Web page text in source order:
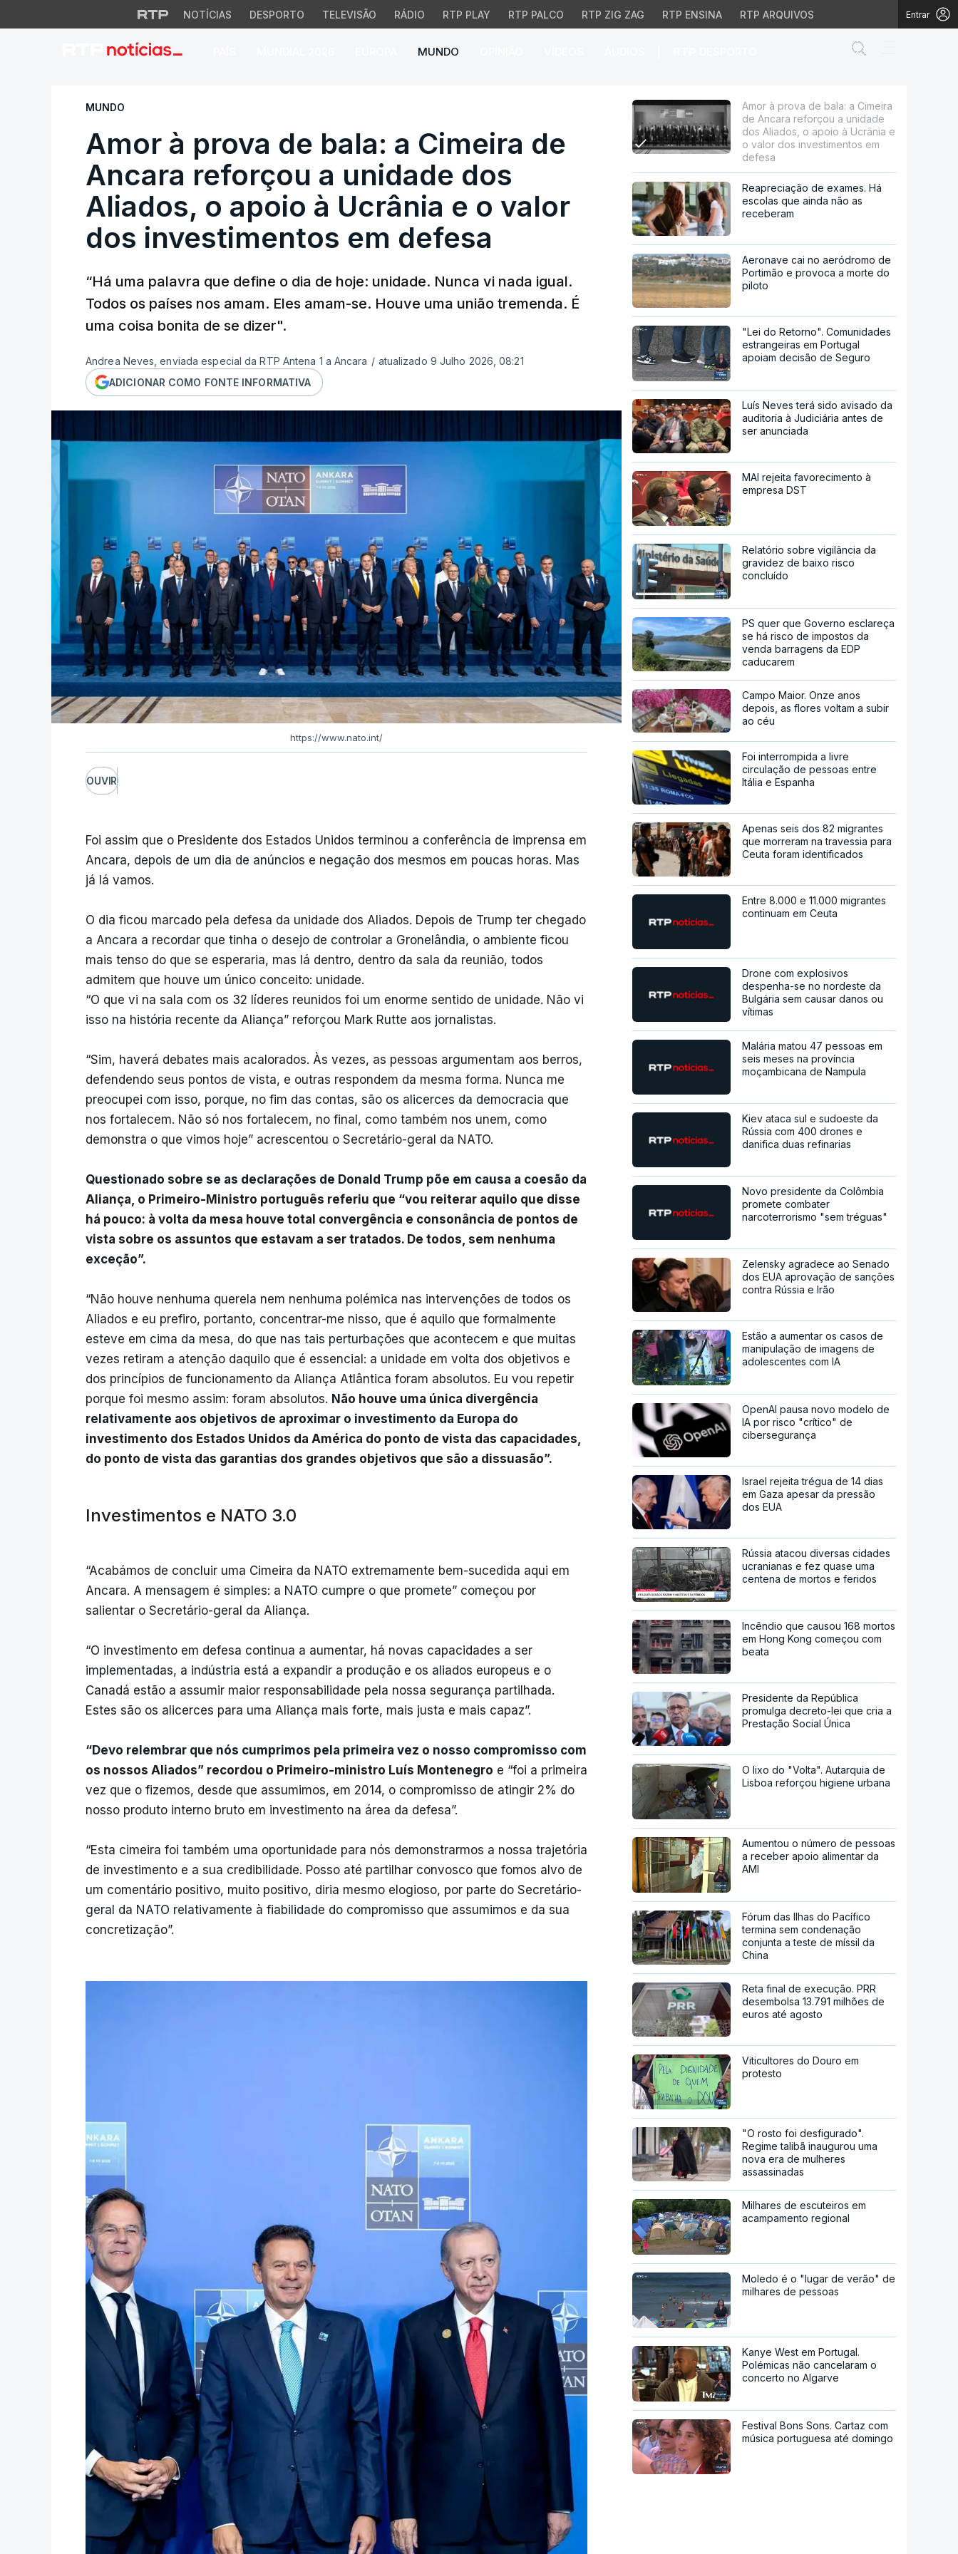
NOTÍCIAS DESPORTO TELEVISÃO RÁDIO RTP PLAY RTP PALCO RTP ZIG ZAG RTP ENSINA RTP ARQUIVOS Entrar
MUNDO
Amor à prova de bala: a Cimeira de Ancara reforçou a unidade
MUNDO
Amor à prova de bala: a Cimeira de
Ancara reforçou a unidade dos
Aliados, o apoio à Ucrânia e o valor
dos investimentos em defesa
“Há uma palavra que define o dia de hoje: unidade. Nunca vi nada igual.
Todos os países nos amam. Eles amam-se. Houve uma união tremenda. É
uma coisa bonita de se dizer".
Andrea Neves, enviada especial da RTP Antena 1 a Ancara / atualizado 9 Julho 2026, 08:21
ADICIONAR COMO FONTE INFORMATIVA
https://www.nato.int/
OUVIR
Foi assim que o Presidente dos Estados Unidos terminou a conferência de imprensa em
Ancara, depois de um dia de anúncios e negação dos mesmos em poucas horas. Mas
já lá vamos.
O dia ficou marcado pela defesa da unidade dos Aliados. Depois de Trump ter chegado
a Ancara a recordar que tinha o desejo de controlar a Gronelândia, o ambiente ficou
mais tenso do que se esperaria, mas lá dentro, dentro da sala da reunião, todos
admitem que houve um único conceito: unidade.
“O que vi na sala com os 32 líderes reunidos foi um enorme sentido de unidade. Não vi
isso na história recente da Aliança” reforçou Mark Rutte aos jornalistas.
“Sim, haverá debates mais acalorados. Às vezes, as pessoas argumentam aos berros,
defendendo seus pontos de vista, e outras respondem da mesma forma. Nunca me
preocupei com isso, porque, no fim das contas, são os alicerces da democracia que
nos fortalecem. Não só nos fortalecem, no final, como também nos unem, como
demonstra o que vimos hoje” acrescentou o Secretário-geral da NATO.
Questionado sobre se as declarações de Donald Trump põe em causa a coesão da
Aliança, o Primeiro-Ministro português referiu que “vou reiterar aquilo que disse
há pouco: à volta da mesa houve total convergência e consonância de pontos de
vista sobre os assuntos que estavam a ser tratados. De todos, sem nenhuma
exceção”.
“Não houve nenhuma querela nem nenhuma polémica nas intervenções de todos os
Aliados e eu prefiro, portanto, concentrar-me nisso, que é aquilo que formalmente
esteve em cima da mesa, do que nas tais perturbações que acontecem e que muitas
vezes retiram a atenção daquilo que é essencial: a unidade em volta dos objetivos e
dos princípios de funcionamento da Aliança Atlântica foram absolutos. Eu vou repetir
porque foi mesmo assim: foram absolutos. Não houve uma única divergência
relativamente aos objetivos de aproximar o investimento da Europa do
investimento dos Estados Unidos da América do ponto de vista das capacidades,
do ponto de vista das garantias dos grandes objetivos que são a dissuasão”.
Investimentos e NATO 3.0
“Acabámos de concluir uma Cimeira da NATO extremamente bem-sucedida aqui em
Ancara. A mensagem é simples: a NATO cumpre o que promete” começou por
salientar o Secretário-geral da Aliança.
“O investimento em defesa continua a aumentar, há novas capacidades a ser
implementadas, a indústria está a expandir a produção e os aliados europeus e o
Canadá estão a assumir maior responsabilidade pela nossa segurança partilhada.
Estes são os alicerces para uma Aliança mais forte, mais justa e mais capaz”.
“Devo relembrar que nós cumprimos pela primeira vez o nosso compromisso com
os nossos Aliados” recordou o Primeiro-ministro Luís Montenegro e “foi a primeira
vez que o fizemos, desde que assumimos, em 2014, o compromisso de atingir 2% do
nosso produto interno bruto em investimento na área da defesa”.
“Esta cimeira foi também uma oportunidade para nós demonstrarmos a nossa trajetória
de investimento e a sua credibilidade. Posso até partilhar convosco que fomos alvo de
um comentário positivo, muito positivo, diria mesmo elogioso, por parte do Secretário-
geral da NATO relativamente à fiabilidade do compromisso que assumimos e da sua
concretização”.
Amor à prova de bala: a Cimeira
de Ancara reforçou a unidade
dos Aliados, o apoio à Ucrânia e
o valor dos investimentos em
defesa
Reapreciação de exames. Há
escolas que ainda não as
receberam
Aeronave cai no aeródromo de
Portimão e provoca a morte do
piloto
"Lei do Retorno". Comunidades
estrangeiras em Portugal
apoiam decisão de Seguro
Luís Neves terá sido avisado da
auditoria à Judiciária antes de
ser anunciada
MAI rejeita favorecimento à
empresa DST
Relatório sobre vigilância da
gravidez de baixo risco
concluído
PS quer que Governo esclareça
se há risco de impostos da
venda barragens da EDP
caducarem
Campo Maior. Onze anos
depois, as flores voltam a subir
ao céu
Foi interrompida a livre
circulação de pessoas entre
Itália e Espanha
Apenas seis dos 82 migrantes
que morreram na travessia para
Ceuta foram identificados
Entre 8.000 e 11.000 migrantes
continuam em Ceuta
Drone com explosivos
despenha-se no nordeste da
Bulgária sem causar danos ou
vítimas
Malária matou 47 pessoas em
seis meses na província
moçambicana de Nampula
Kiev ataca sul e sudoeste da
Rússia com 400 drones e
danifica duas refinarias
Novo presidente da Colômbia
promete combater
narcoterrorismo "sem tréguas"
Zelensky agradece ao Senado
dos EUA aprovação de sanções
contra Rússia e Irão
Estão a aumentar os casos de
manipulação de imagens de
adolescentes com IA
OpenAI pausa novo modelo de
IA por risco "crítico" de
cibersegurança
Israel rejeita trégua de 14 dias
em Gaza apesar da pressão
dos EUA
Rússia atacou diversas cidades
ucranianas e fez quase uma
centena de mortos e feridos
Incêndio que causou 168 mortos
em Hong Kong começou com
beata
Presidente da República
promulga decreto-lei que cria a
Prestação Social Única
O lixo do "Volta". Autarquia de
Lisboa reforçou higiene urbana
Aumentou o número de pessoas
a receber apoio alimentar da
AMI
Fórum das Ilhas do Pacífico
termina sem condenação
conjunta a teste de míssil da
China
Reta final de execução. PRR
desembolsa 13.791 milhões de
euros até agosto
Viticultores do Douro em
protesto
"O rosto foi desfigurado".
Regime talibã inaugurou uma
nova era de mulheres
assassinadas
Milhares de escuteiros em
acampamento regional
Moledo é o "lugar de verão" de
milhares de pessoas
Kanye West em Portugal.
Polémicas não cancelaram o
concerto no Algarve
Festival Bons Sons. Cartaz com
música portuguesa até domingo